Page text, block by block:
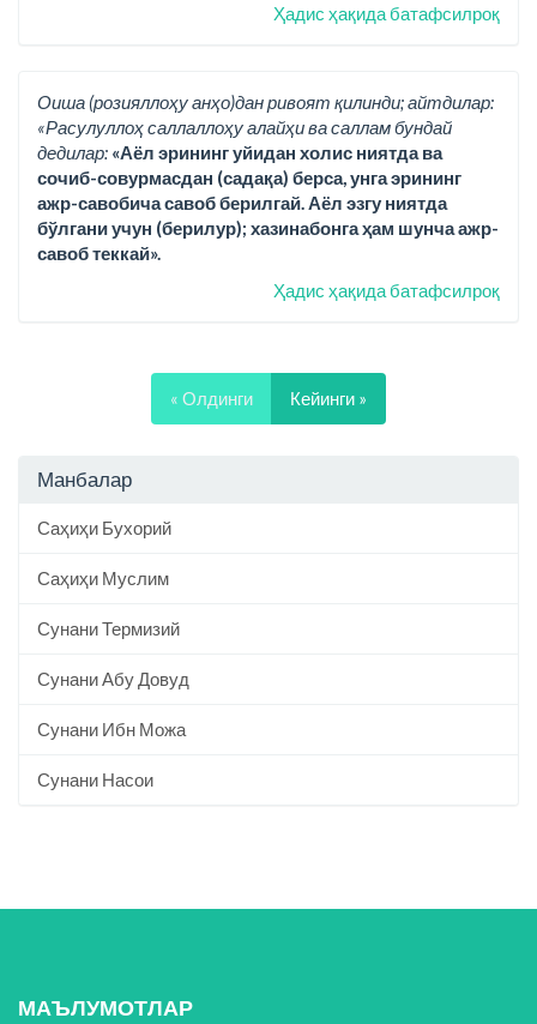
Ҳадис ҳақида батафсилроқ
Оиша (розияллоҳу анҳо)дан ривоят қилинди; айтдилар:
«Расулуллоҳ саллаллоҳу алайҳи ва саллам бундай
дедилар: «Аёл эрининг уйидан холис ниятда ва
сочиб-совурмасдан (садақа) берса, унга эрининг
ажр-савобича савоб берилгай. Аёл эзгу ниятда
бўлгани учун (берилур); хазинабонга ҳам шунча ажр-
савоб теккай».
Ҳадис ҳақида батафсилроқ
« Олдинги Кейинги »
Манбалар
Саҳиҳи Бухорий
Саҳиҳи Муслим
Сунани Термизий
Сунани Абу Довуд
Сунани Ибн Можа
Сунани Насои
МАЪЛУМОТЛАР